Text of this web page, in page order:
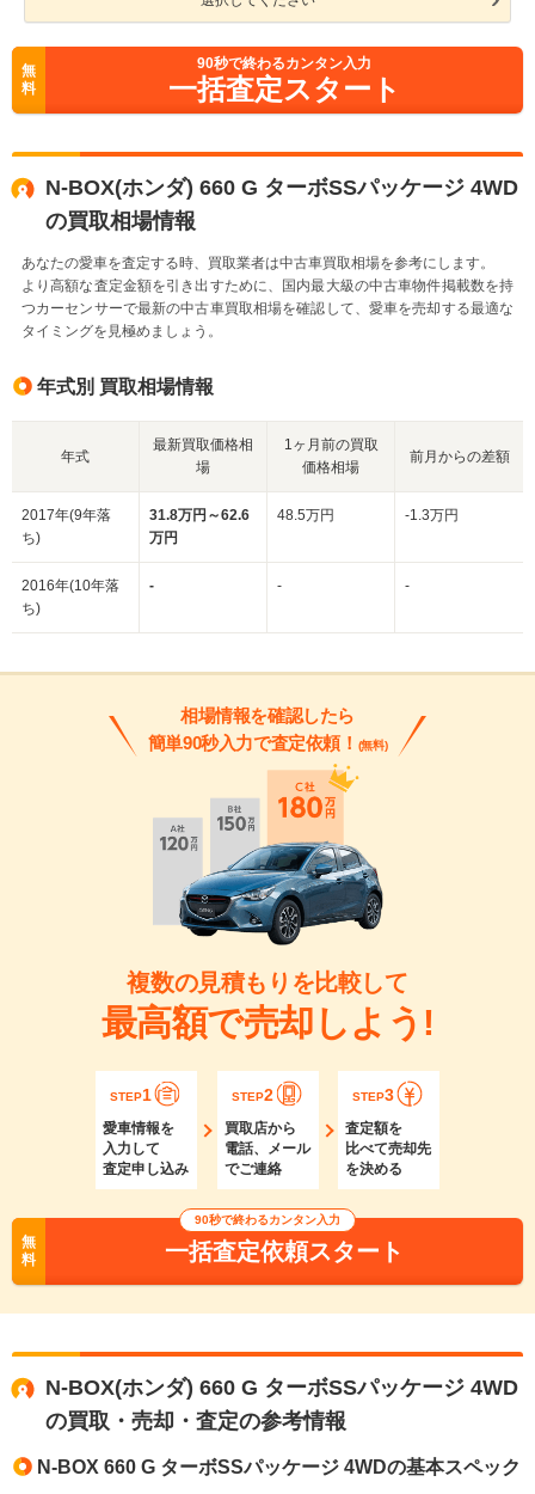
無
料
90秒で終わるカンタン入力
一括査定スタート
N-BOX(ホンダ) 660 G ターボSSパッケージ 4WD
の買取相場情報
あなたの愛車を査定する時、買取業者は中古車買取相場を参考にします。
より高額な査定金額を引き出すために、国内最大級の中古車物件掲載数を持
つカーセンサーで最新の中古車買取相場を確認して、愛車を売却する最適な
タイミングを見極めましょう。
年式別 買取相場情報
年式
最新買取価格相
場
1ヶ月前の買取
価格相場
前月からの差額
2017年(9年落
ち)
31.8万円～62.6
万円
48.5万円 -1.3万円
2016年(10年落
ち)
- - -
相場情報を確認したら
簡単90秒入力で査定依頼！ (無料)
複数の見積もりを比較して
最高額で売却しよう!
STEP1
愛車情報を
入力して
査定申し込み
STEP2
買取店から
電話、メール
でご連絡
STEP3
査定額を
比べて売却先
を決める
無
料
90秒で終わるカンタン入力
一括査定依頼スタート
N-BOX(ホンダ) 660 G ターボSSパッケージ 4WD
の買取・売却・査定の参考情報
N-BOX 660 G ターボSSパッケージ 4WDの基本スペック